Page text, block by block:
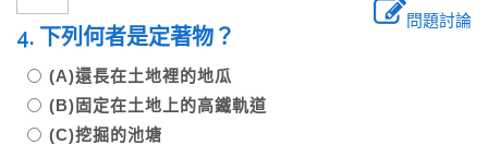
問題討論
4. 下列何者是定著物？
(A)還長在土地裡的地瓜
(B)固定在土地上的高鐵軌道
(C)挖掘的池塘